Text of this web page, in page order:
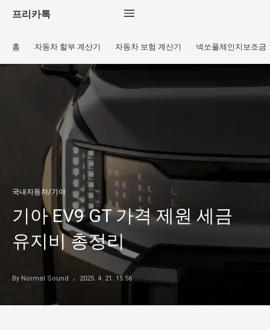
프리카톡
홈 자동차 할부 계산기 자동차 보험 계산기 넥쏘풀체인지보조금
국내자동차/기아
기아 EV9 GT 가격 제원 세금
유지비 총정리
By Normal Sound 2025. 4. 21. 15:56